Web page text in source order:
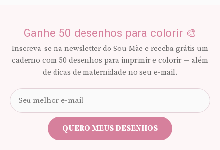
Ganhe 50 desenhos para colorir 🎨
Inscreva-se na newsletter do Sou Mãe e receba grátis um
caderno com 50 desenhos para imprimir e colorir — além
de dicas de maternidade no seu e-mail.
e-
mail
QUERO MEUS DESENHOS